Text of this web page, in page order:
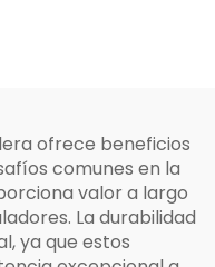
ofrece beneficios
comunes en la
valor a largo
La durabilidad
ya que estos